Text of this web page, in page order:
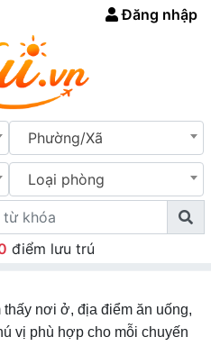
Đăng nhập
Phường/Xã
Loại phòng
điểm lưu trú
nơi ở, địa điểm ăn uống,
vị phù hợp cho mỗi chuyến